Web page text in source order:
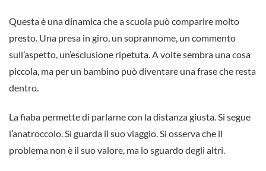
Questa è una dinamica che a scuola può comparire molto
presto. Una presa in giro, un soprannome, un commento
sull’aspetto, un’esclusione ripetuta. A volte sembra una cosa
piccola, ma per un bambino può diventare una frase che resta
dentro.
La fiaba permette di parlarne con la distanza giusta. Si segue
l’anatroccolo. Si guarda il suo viaggio. Si osserva che il
problema non è il suo valore, ma lo sguardo degli altri.